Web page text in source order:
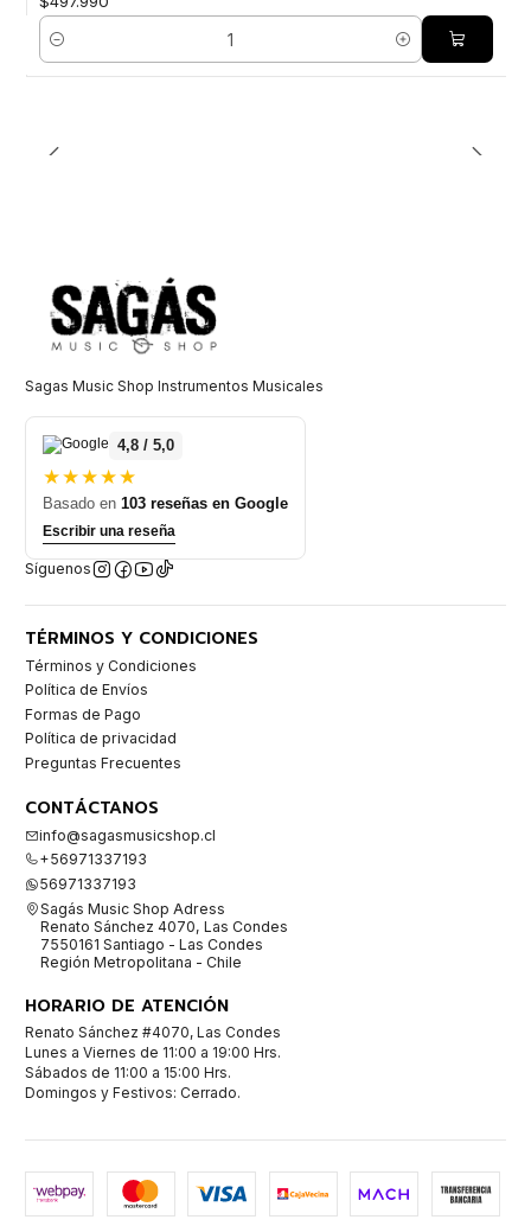
Cantidad
Sagas Music Shop Instrumentos Musicales
4,8 / 5,0
★★★★★
Basado en 103 reseñas en Google
Escribir una reseña
Síguenos
TÉRMINOS Y CONDICIONES
Términos y Condiciones
Política de Envíos
Formas de Pago
Política de privacidad
Preguntas Frecuentes
CONTÁCTANOS
info@sagasmusicshop.cl
+56971337193
56971337193
Sagás Music Shop Adress
Renato Sánchez 4070, Las Condes
7550161 Santiago - Las Condes
Región Metropolitana - Chile
HORARIO DE ATENCIÓN
Renato Sánchez #4070, Las Condes
Lunes a Viernes de 11:00 a 19:00 Hrs.
Sábados de 11:00 a 15:00 Hrs.
Domingos y Festivos: Cerrado.